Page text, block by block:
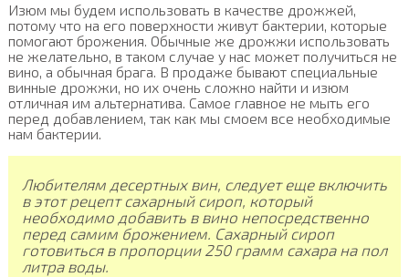
Изюм мы будем использовать в качестве дрожжей,
потому что на его поверхности живут бактерии, которые
помогают брожения. Обычные же дрожжи использовать
не желательно, в таком случае у нас может получиться не
вино, а обычная брага. В продаже бывают специальные
винные дрожжи, но их очень сложно найти и изюм
отличная им альтернатива. Самое главное не мыть его
перед добавлением, так как мы смоем все необходимые
нам бактерии.
Любителям десертных вин, следует еще включить
в этот рецепт сахарный сироп, который
необходимо добавить в вино непосредственно
перед самим брожением. Сахарный сироп
готовиться в пропорции 250 грамм сахара на пол
литра воды.